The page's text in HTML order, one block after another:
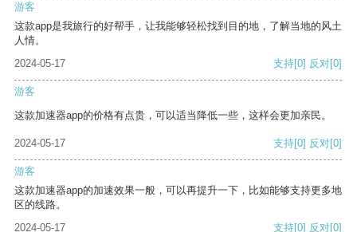
游客
这款app是我旅行的好帮手，让我能够轻松找到目的地，了解当地的风土
人情。
2024-05-17
支持[0] 反对[0]
游客
这款加速器app的价格有点贵，可以适当降低一些，这样会更加亲民。
2024-05-17 支持[0] 反对[0]
游客
这款加速器app的加速效果一般，可以再提升一下，比如能够支持更多地
区的线路。
2024-05-17
支持[0] 反对[0]